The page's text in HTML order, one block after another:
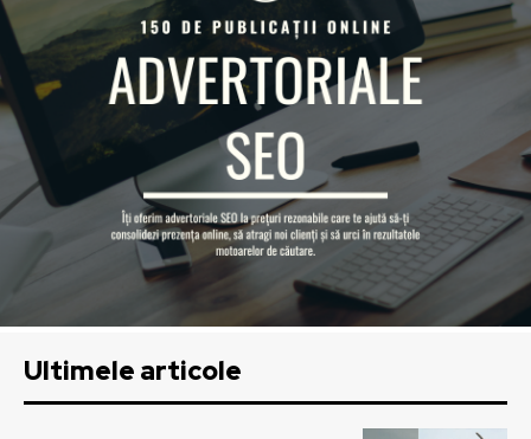
Ultimele articole